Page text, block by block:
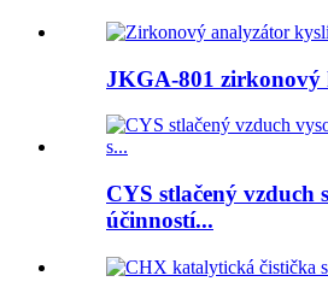
JKGA-801 zirkonový
CYS stlačený vzduch
účinností...